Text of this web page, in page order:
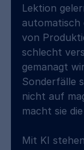
Lektion
automatisch
von
schlecht
gemanagt
Sonderfälle
nicht auf
macht sie
Mit KI